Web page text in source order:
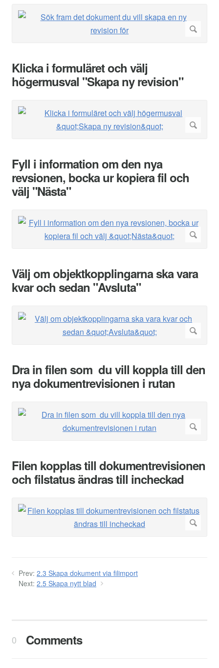
Klicka i formuläret och välj
högermusval "Skapa ny revision"
Fyll i information om den nya
revsionen, bocka ur kopiera fil och
välj "Nästa"
Välj om objektkopplingarna ska vara
kvar och sedan "Avsluta"
Dra in filen som du vill koppla till den
nya dokumentrevisionen i rutan
Filen kopplas till dokumentrevisionen
och filstatus ändras till incheckad
Prev: 2.3 Skapa dokument via filimport
Next: 2.5 Skapa nytt blad
0 Comments